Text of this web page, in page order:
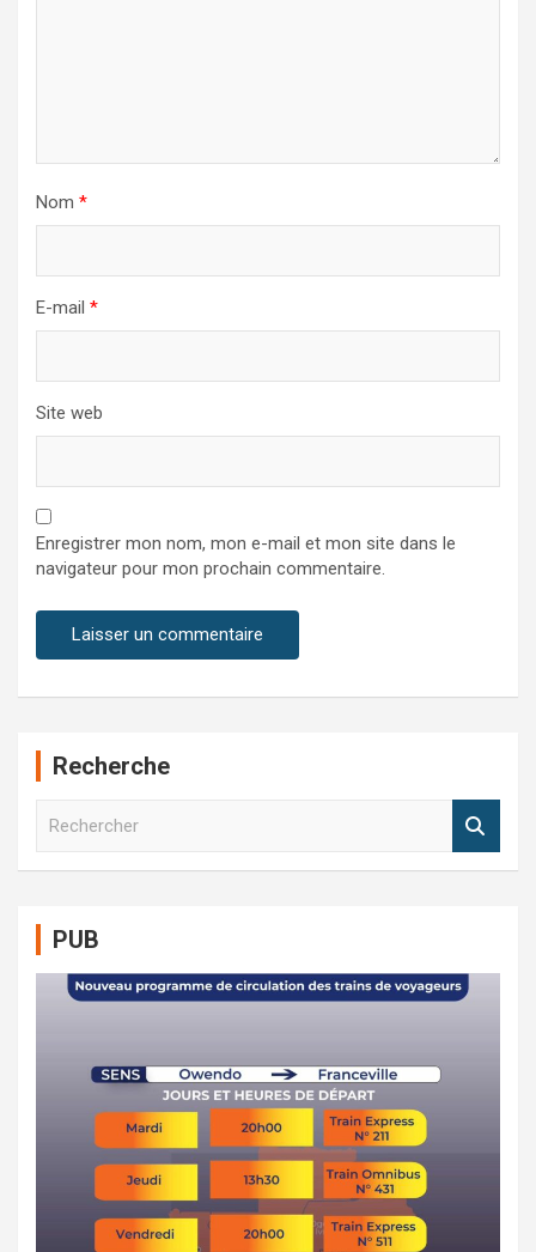
Nom *
E-mail *
Site web
Enregistrer mon nom, mon e-mail et mon site dans le
navigateur pour mon prochain commentaire.
Recherche
PUB